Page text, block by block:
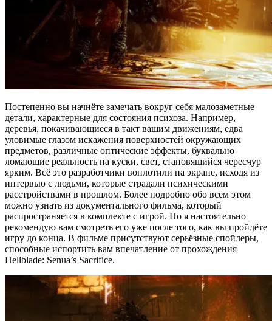
Постепенно вы начнёте замечать вокруг себя малозаметные
детали, характерные для состояния психоза. Например,
деревья, покачивающиеся в такт вашим движениям, едва
уловимые глазом искажения поверхностей окружающих
предметов, различные оптические эффекты, буквально
ломающие реальность на куски, свет, становящийся чересчур
ярким. Всё это разработчики воплотили на экране, исходя из
интервью с людьми, которые страдали психическими
расстройствами в прошлом. Более подробно обо всём этом
можно узнать из документального фильма, который
распространяется в комплекте с игрой. Но я настоятельно
рекомендую вам смотреть его уже после того, как вы пройдёте
игру до конца. В фильме присутствуют серьёзные спойлеры,
способные испортить вам впечатление от прохождения
Hellblade: Senua’s Sacrifice.